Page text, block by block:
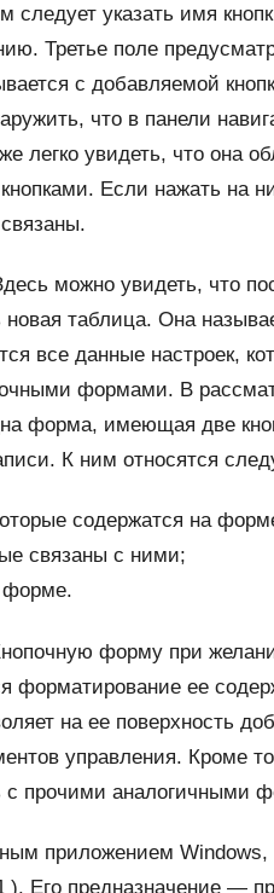
следует указать имя
Третье поле
с добавляемой
что в панели
легко увидеть, что она
Если нажать на
можно увидеть, что
таблица. Она
все данные настроек,
формами. В
форма, имеющая две
К ним относятся
содержатся на
связаны с ними;
форме.
форму при
форматирование ее
на ее поверхность
управления. Кроме
с прочими аналогичными
приложением Windows,
Его предназначение —